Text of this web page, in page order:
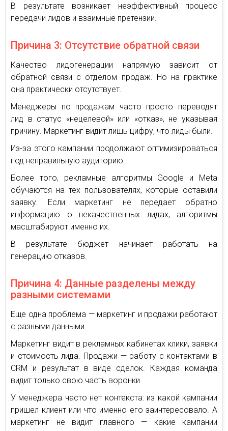
В результате возникает неэффективный процесс
передачи лидов и взаимные претензии.
Причина 3: Отсутствие обратной связи
Качество лидогенерации напрямую зависит от
обратной связи с отделом продаж. Но на практике
она практически отсутствует.
Менеджеры по продажам часто просто переводят
лид в статус «нецелевой» или «отказ», не указывая
причину. Маркетинг видит лишь цифру, что лиды были.
Из-за этого кампании продолжают оптимизироваться
под неправильную аудиторию.
Более того, рекламные алгоритмы Google и Meta
обучаются на тех пользователях, которые оставили
заявку. Если маркетинг не передает обратно
информацию о некачественных лидах, алгоритмы
масштабируют именно их.
В результате бюджет начинает работать на
генерацию отказов.
Причина 4: Данные разделены между
разными системами
Еще одна проблема — маркетинг и продажи работают
с разными данными.
Маркетинг видит в рекламных кабинетах клики, заявки
и стоимость лида. Продажи — работу с контактами в
CRM и результат в виде сделок. Каждая команда
видит только свою часть воронки.
У менеджера часто нет контекста: из какой кампании
пришел клиент или что именно его заинтересовало. А
маркетинг не видит главного — какие кампании